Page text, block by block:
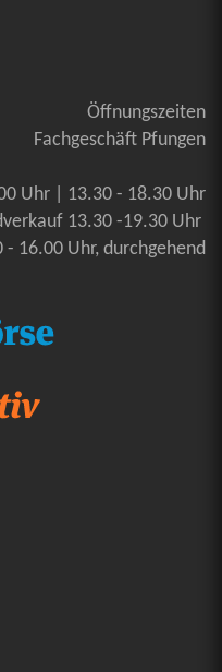
Öffnungszeiten
Fachgeschäft Pfungen
Uhr | 13.30 - 18.30 Uhr
13.30 -19.30 Uhr
- 16.00 Uhr, durchgehend